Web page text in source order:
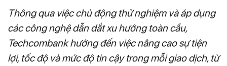
Thông qua việc chủ động thử nghiệm và áp dụng
các công nghệ dẫn dắt xu hướng toàn cầu,
Techcombank hướng đến việc nâng cao sự tiện
lợi, tốc độ và mức độ tin cậy trong mỗi giao dịch, từ